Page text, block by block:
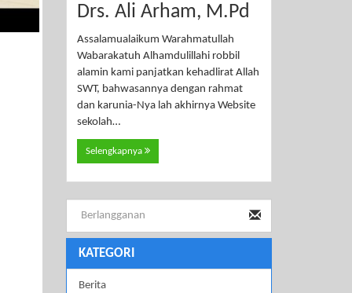
Drs. Ali Arham, M.Pd
Assalamualaikum Warahmatullah
Wabarakatuh Alhamdulillahi robbil
alamin kami panjatkan kehadlirat Allah
SWT, bahwasannya dengan rahmat
dan karunia-Nya lah akhirnya Website
sekolah…
Selengkapnya
KATEGORI
Berita